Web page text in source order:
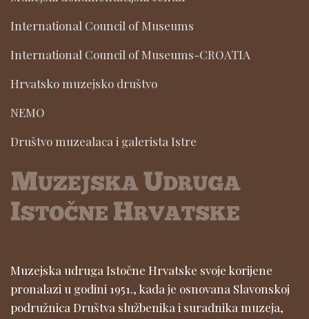
International Council of Museums
International Council of Museums-CROATIA
Hrvatsko muzejsko društvo
NEMO
Društvo muzealaca i galerista Istre
Muzejska udruga Istočne Hrvatske svoje korijene
pronalazi u godini 1951., kada je osnovana Slavonskoj
podružnica Društva službenika i suradnika muzeja,